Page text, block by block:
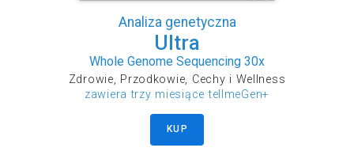
Analiza genetyczna
Ultra
Whole Genome Sequencing 30x
Zdrowie, Przodkowie, Cechy i Wellness
zawiera trzy miesiące tellmeGen+
KUP